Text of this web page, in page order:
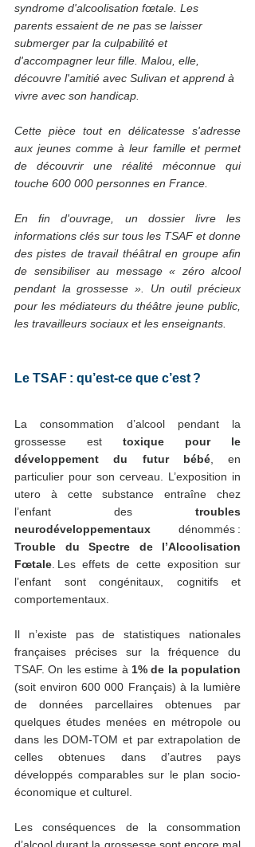
syndrome d'alcoolisation fœtale. Les
parents essaient de ne pas se laisser
submerger par la culpabilité et
d'accompagner leur fille. Malou, elle,
découvre l'amitié avec Sulivan et apprend à
vivre avec son handicap.
Cette pièce tout en délicatesse s'adresse
aux jeunes comme à leur famille et permet
de découvrir une réalité méconnue qui
touche 600 000 personnes en France.
En fin d'ouvrage, un dossier livre les
informations clés sur tous les TSAF et donne
des pistes de travail théâtral en groupe afin
de sensibiliser au message « zéro alcool
pendant la grossesse ». Un outil précieux
pour les médiateurs du théâtre jeune public,
les travailleurs sociaux et les enseignants.
Le TSAF : qu’est-ce que c’est ?
La consommation d’alcool pendant la
grossesse est toxique pour le
développement du futur bébé, en
particulier pour son cerveau. L’exposition in
utero à cette substance entraîne chez
l’enfant des troubles
neurodéveloppementaux
Trouble du Spectre de l’Alcoolisation
Fœtale . Les effets de cette exposition sur
l’enfant sont congénitaux, cognitifs et
comportementaux.
Il n’existe pas de statistiques nationales
françaises précises sur la fréquence du
TSAF. On les estime à 1% de la population
(soit environ 600 000 Français) à la lumière
de données parcellaires obtenues par
quelques études menées en métropole ou
dans les DOM-TOM et par extrapolation de
celles obtenues dans d’autres pays
développés comparables sur le plan socio-
économique et culturel.
Les conséquences de la consommation